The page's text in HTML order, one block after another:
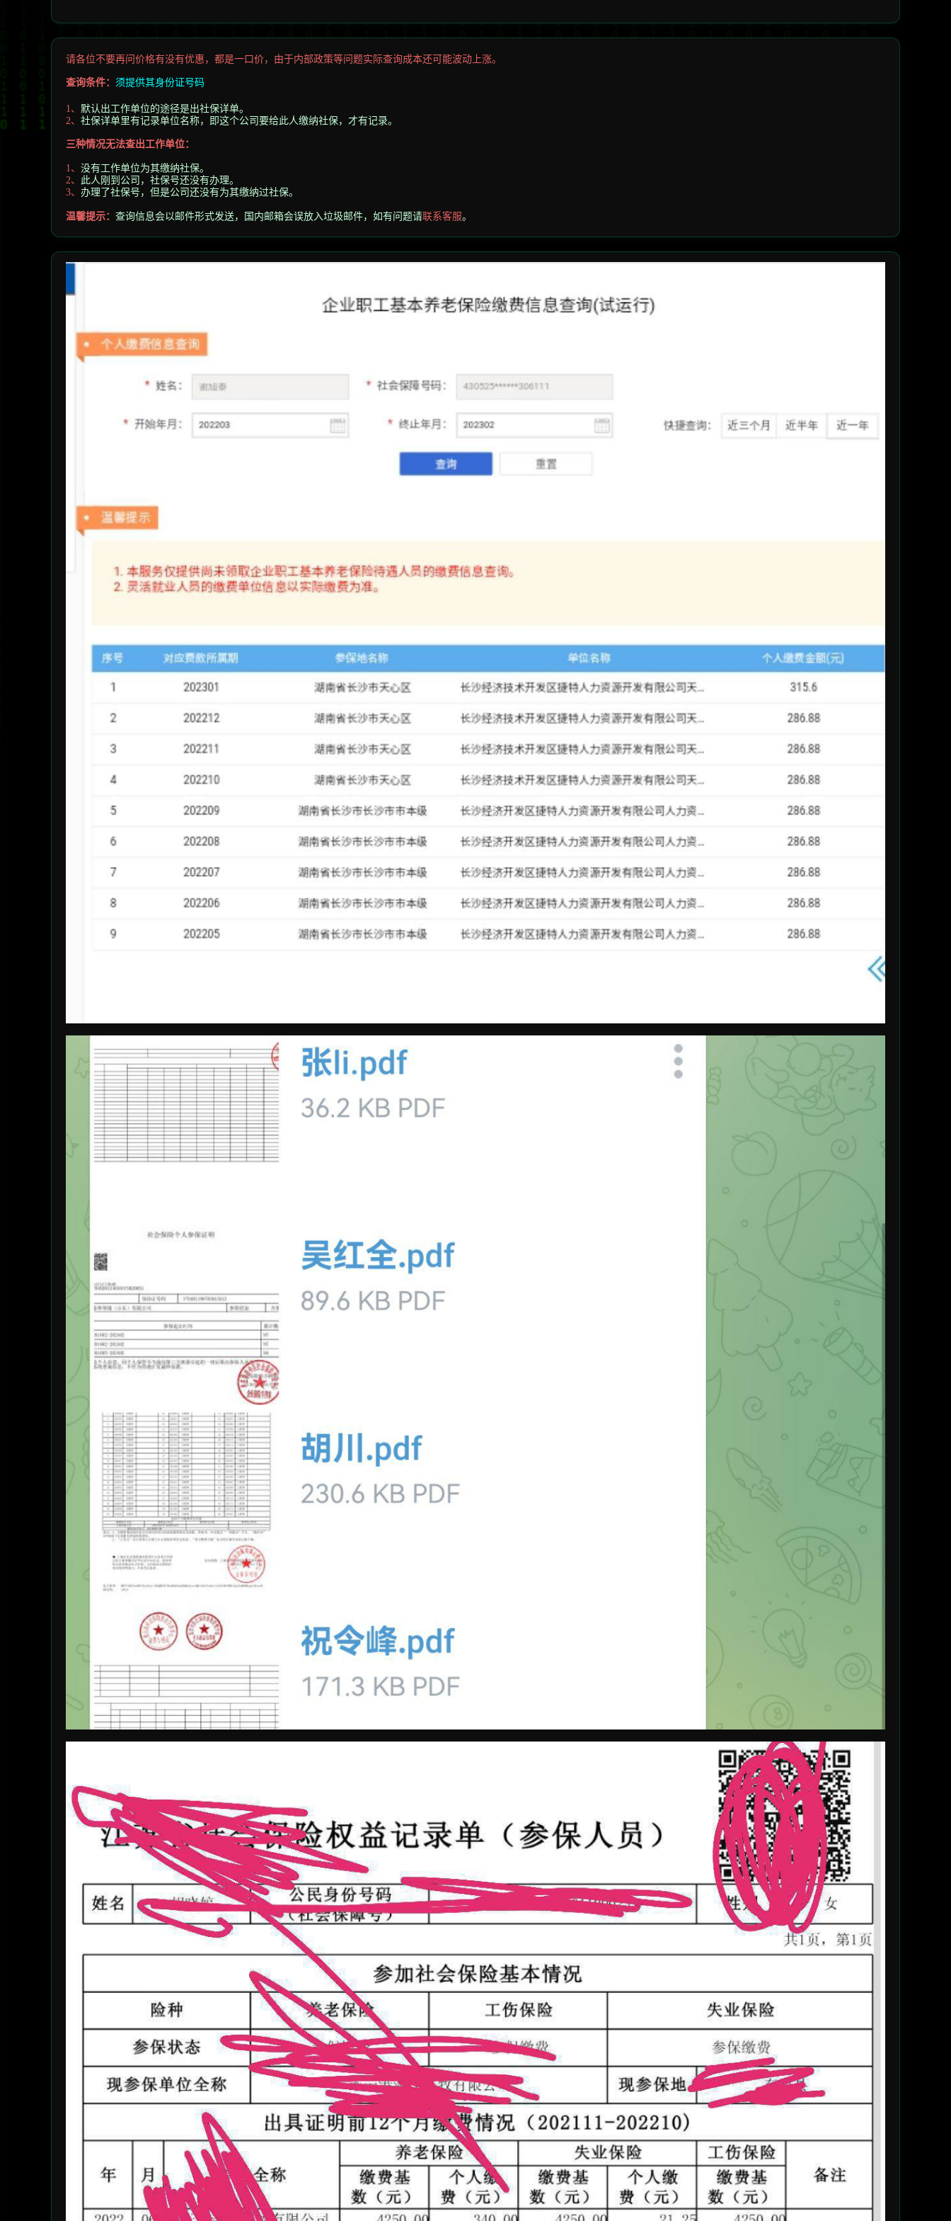
请各位不要再问价格有没有优惠，都是一口价，由于内部政策等问题实际查询成本还可能波动上涨。
查询条件： 须提供其身份证号码
1、 默认出工作单位的途径是出社保详单。
2、 社保详单里有记录单位名称，即这个公司要给此人缴纳社保，才有记录。
三种情况无法查出工作单位：
1、 没有工作单位为其缴纳社保。
2、 此人刚到公司，社保号还没有办理。
3、 办理了社保号，但是公司还没有为其缴纳过社保。
温馨提示： 查询信息会以邮件形式发送， 国内邮箱会误放入垃圾邮件， 如有问题请联系客服。